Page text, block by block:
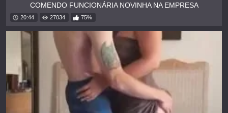
COMENDO FUNCIONÁRIA NOVINHA NA EMPRESA
20:44 27034 75%